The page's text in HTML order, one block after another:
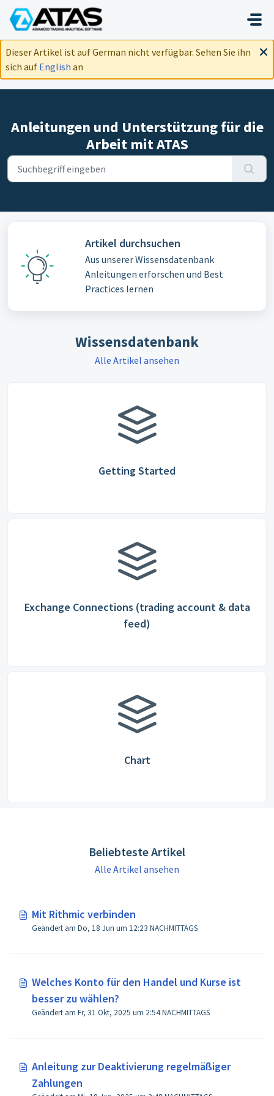
Zum hauptsächlichen Inhalt gehen
Dieser Artikel ist auf German nicht verfügbar. Sehen Sie ihn
sich auf English an
Anleitungen und Unterstützung für die
Arbeit mit ATAS
Artikel durchsuchen
Aus unserer Wissensdatenbank
Anleitungen erforschen und Best
Practices lernen
Wissensdatenbank
Alle Artikel ansehen
Getting Started
Exchange Connections (trading account & data
feed)
Chart
Beliebteste Artikel
Alle Artikel ansehen
Mit Rithmic verbinden
Geändert am Do, 18 Jun um 12:23 NACHMITTAGS
Welches Konto für den Handel und Kurse ist
besser zu wählen?
Geändert am Fr, 31 Okt, 2025 um 2:54 NACHMITTAGS
Anleitung zur Deaktivierung regelmäßiger
Zahlungen